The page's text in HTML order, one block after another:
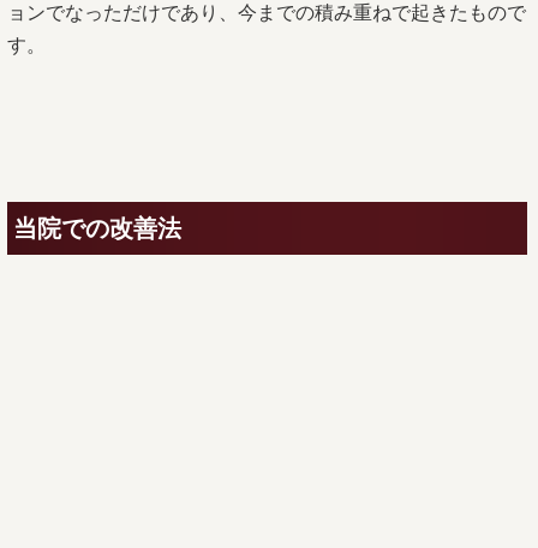
ョンでなっただけであり、今までの積み重ねで起きたもので
す。
当院での改善法